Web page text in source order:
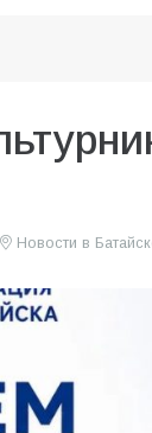
Новости в